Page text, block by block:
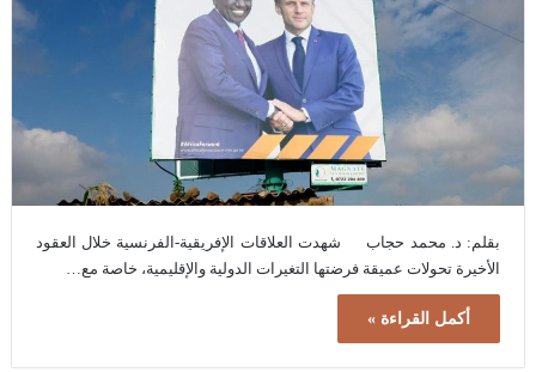
بقلم: د. محمد حجاب شهدت العلاقات الإفريقية-الفرنسية خلال العقود
الأخيرة تحولات عميقة فرضتها التغيرات الدولية والإقليمية، خاصة مع…
أكمل القراءة »